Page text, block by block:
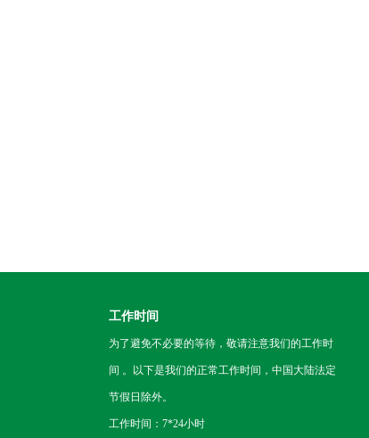
工作时间
为了避免不必要的等待，敬请注意我们的工作时
间 。以下是我们的正常工作时间，中国大陆法定
节假日除外。
工作时间：7*24小时